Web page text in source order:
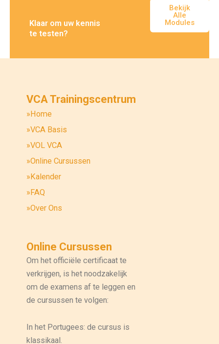
Klaar om uw kennis
te testen?
Bekijk
Alle
Modules
VCA Trainingscentrum
»Home
»VCA Basis
»VOL VCA
»Online Cursussen
»Kalender
»FAQ
»Over Ons
Online Cursussen
Om het officiële certificaat te
verkrijgen, is het noodzakelijk
om de examens af te leggen en
de cursussen te volgen:
In het Portugees: de cursus is
klassikaal.